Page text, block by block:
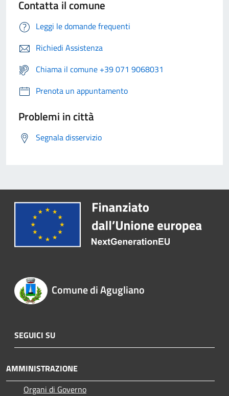
Contatta il comune
Leggi le domande frequenti
Richiedi Assistenza
Chiama il comune +39 071 9068031
Prenota un appuntamento
Problemi in città
Segnala disservizio
Comune di Agugliano
SEGUICI SU
AMMINISTRAZIONE
Organi di Governo